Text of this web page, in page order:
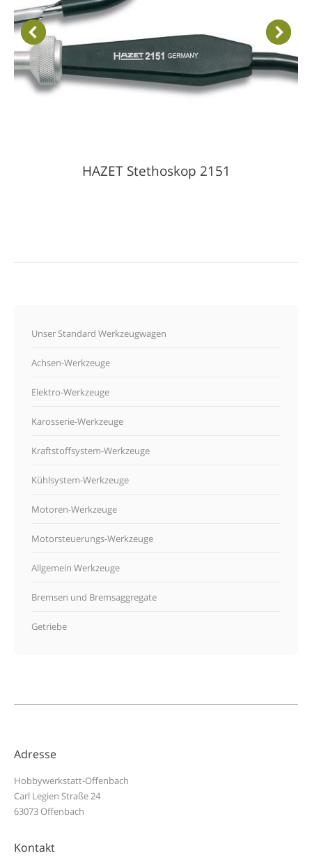
HAZET Stethoskop 2151
Unser Standard Werkzeugwagen
Achsen-Werkzeuge
Elektro-Werkzeuge
Karosserie-Werkzeuge
Kraftstoffsystem-Werkzeuge
Kühlsystem-Werkzeuge
Motoren-Werkzeuge
Motorsteuerungs-Werkzeuge
Allgemein Werkzeuge
Bremsen und Bremsaggregate
Getriebe
Adresse
Hobbywerkstatt-Offenbach
Carl Legien Straße 24
63073 Offenbach
Kontakt